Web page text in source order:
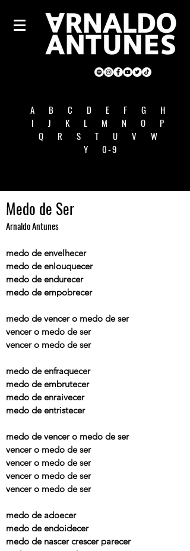
A B C D E F G
H
I
J K L M N O
P
Q
R S T U V
W
Y
0-9
Medo de Ser
Arnaldo Antunes
medo de envelhecer
medo de enlouquecer
medo de endurecer
medo de empobrecer
medo de vencer o medo de ser
vencer o medo de ser
vencer o medo de ser
medo de enfraquecer
medo de embrutecer
medo de enraivecer
medo de entristecer
medo de vencer o medo de ser
vencer o medo de ser
vencer o medo de ser
vencer o medo de ser
vencer o medo de ser
medo de adoecer
medo de endoidecer
medo de nascer crescer parecer